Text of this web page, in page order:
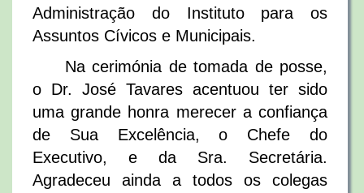
Administração do Instituto para os
Assuntos Cívicos e Municipais.
Na cerimónia de tomada de posse,
o Dr. José Tavares acentuou ter sido
uma grande honra merecer a confiança
de Sua Excelência, o Chefe do
Executivo, e da Sra. Secretária.
Agradeceu ainda a todos os colegas